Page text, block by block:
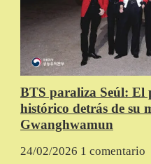
BTS paraliza Seúl: El
histórico detrás de su
Gwanghwamun
24/02/2026 1 comentario